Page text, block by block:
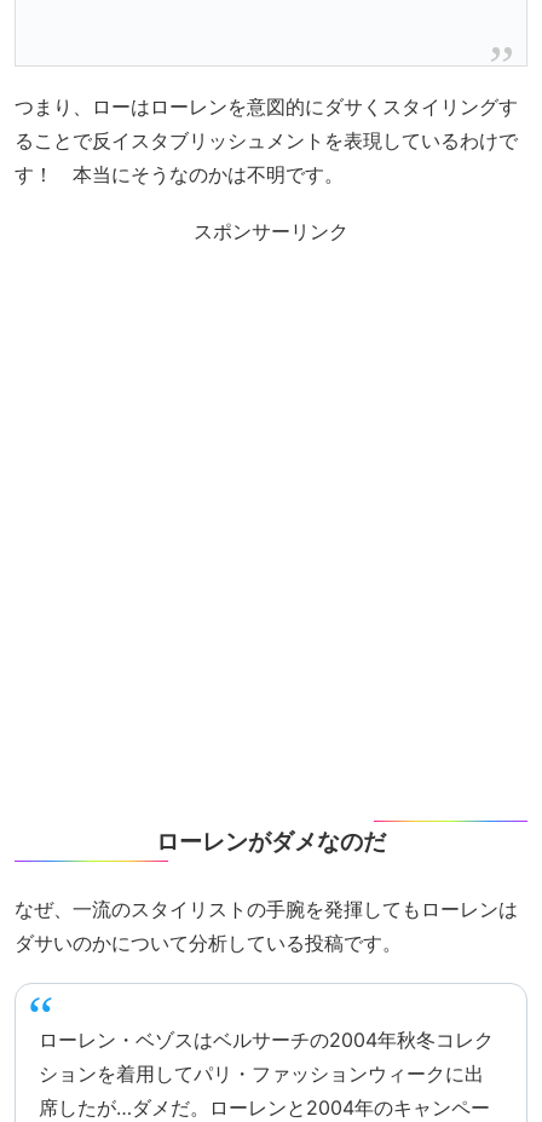
つまり、ローはローレンを意図的にダサくスタイリングす
ることで反イスタブリッシュメントを表現しているわけで
す！ 本当にそうなのかは不明です。
スポンサーリンク
ローレンがダメなのだ
なぜ、一流のスタイリストの手腕を発揮してもローレンは
ダサいのかについて分析している投稿です。
ローレン・ベゾスはベルサーチの2004年秋冬コレク
ションを着用してパリ・ファッションウィークに出
席したが…ダメだ。ローレンと2004年のキャンペー